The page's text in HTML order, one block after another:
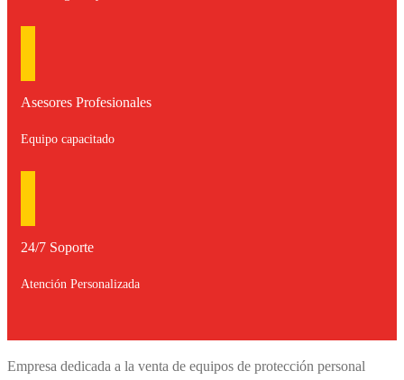
Asesores Profesionales
Equipo capacitado
24/7 Soporte
Atención Personalizada
Empresa dedicada a la venta de equipos de protección personal